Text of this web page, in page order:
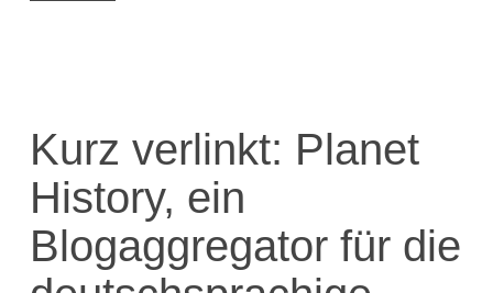
Kurz verlinkt: Planet
History, ein
Blogaggregator für die